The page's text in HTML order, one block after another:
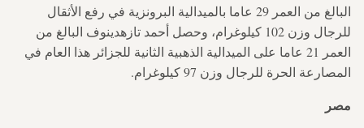
البالغ من العمر 29 عاما بالميدالية البرونزية في رفع الأثقال
للرجال وزن 102 كيلوغرام، وحصل أحمد تازهدينوف البالغ من
العمر 21 عاما على الميدالية الذهبية الثانية للجزائر هذا العام في
المصارعة الحرة للرجال وزن 97 كيلوغرام.
مصر